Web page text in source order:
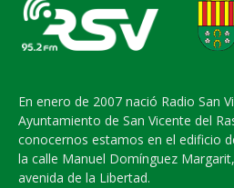
En enero de 2007 nació Radio San
Ayuntamiento de San Vicente del
conocernos estamos en el edificio
la calle Manuel Domínguez
avenida de la Libertad.